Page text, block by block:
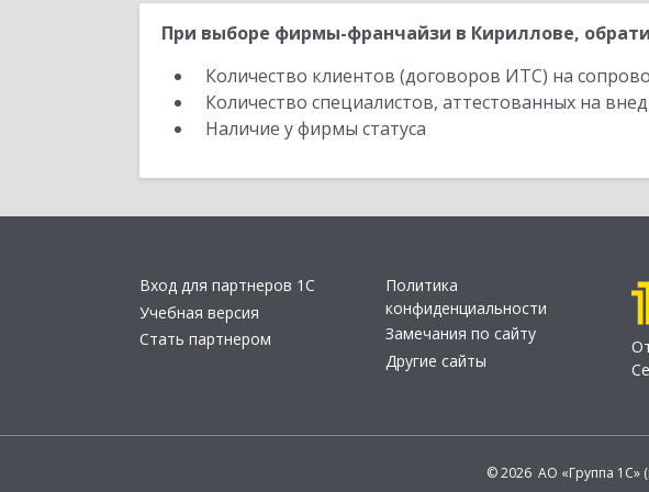
При выборе фирмы-франчайзи в Кириллове,
Количество клиентов (договоров ИТС) на
Количество специалистов, аттестованных на
Наличие у фирмы статуса
Вход для партнеров 1С
Учебная версия
Стать партнером
Политика
конфиденциальности
Замечания по сайту
Другие сайты
© 2026 АО «Группа 1С»